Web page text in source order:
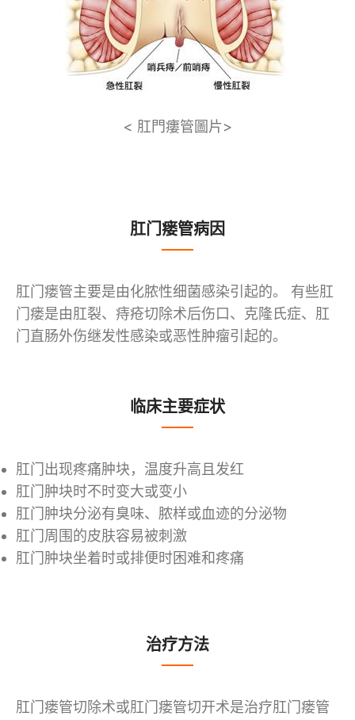
< 肛門瘻管圖片>
肛门瘘管病因
肛门瘘管主要是由化脓性细菌感染引起的。 有些肛
门瘘是由肛裂、痔疮切除术后伤口、克隆氏症、肛
门直肠外伤继发性感染或恶性肿瘤引起的。
临床主要症状
肛门出现疼痛肿块，温度升高且发红
肛门肿块时不时变大或变小
肛门肿块分泌有臭味、脓样或血迹的分泌物
肛门周围的皮肤容易被刺激
肛门肿块坐着时或排便时困难和疼痛
治疗方法
肛门瘘管切除术或肛门瘘管切开术是治疗肛门瘘管